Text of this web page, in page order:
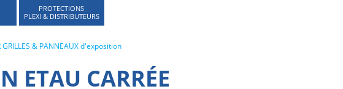
PROTECTIONS
PLEXI & DISTRIBUTEURS
GRILLES & PANNEAUX d'exposition
ETAU CARRÉE